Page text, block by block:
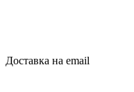
Доставка на email